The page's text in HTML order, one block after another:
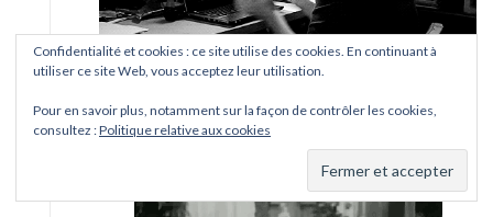
3è2-Sarah-Quéchon-un-confinnement-pas-très-marrant-texte-
définitif-docx
Télécharger
Télécharger
Confidentialité et cookies : ce site utilise des cookies. En continuant à
utiliser ce site Web, vous acceptez leur utilisation.
Pour en savoir plus, notamment sur la façon de contrôler les cookies,
consultez :Politique relative aux cookies